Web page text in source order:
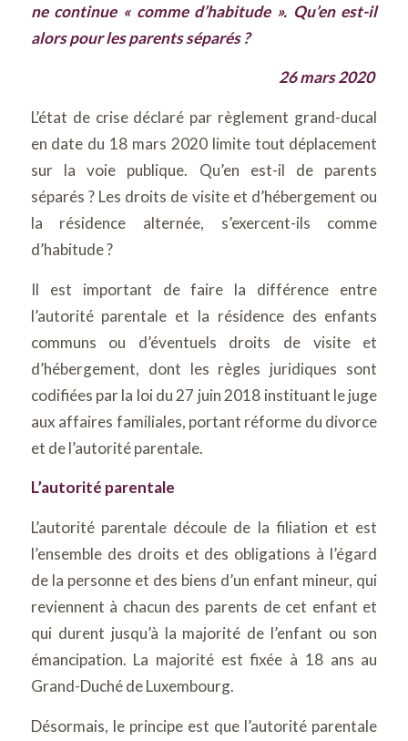
ne continue « comme d’habitude ». Qu’en est-il
alors pour les parents séparés ?
26 mars 2020
L’état de crise déclaré par règlement grand-ducal
en date du 18 mars 2020 limite tout déplacement
sur la voie publique. Qu’en est-il de parents
séparés ? Les droits de visite et d’hébergement ou
la résidence alternée, s’exercent-ils comme
d’habitude ?
Il est important de faire la différence entre
l’autorité parentale et la résidence des enfants
communs ou d’éventuels droits de visite et
d’hébergement, dont les règles juridiques sont
codifiées par la loi du 27 juin 2018 instituant le juge
aux affaires familiales, portant réforme du divorce
et de l’autorité parentale.
L’autorité parentale
L’autorité parentale découle de la filiation et est
l’ensemble des droits et des obligations à l’égard
de la personne et des biens d’un enfant mineur, qui
reviennent à chacun des parents de cet enfant et
qui durent jusqu’à la majorité de l’enfant ou son
émancipation. La majorité est fixée à 18 ans au
Grand-Duché de Luxembourg.
Désormais, le principe est que l’autorité parentale